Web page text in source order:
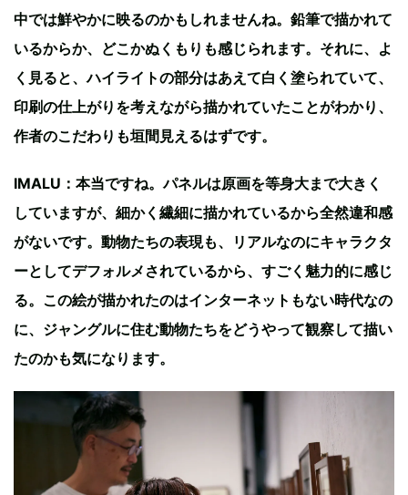
中では鮮やかに映るのかもしれませんね。鉛筆で描かれて
いるからか、どこかぬくもりも感じられます。それに、よ
く見ると、ハイライトの部分はあえて白く塗られていて、
印刷の仕上がりを考えながら描かれていたことがわかり、
作者のこだわりも垣間見えるはずです。
IMALU：本当ですね。パネルは原画を等身大まで大きく
していますが、細かく繊細に描かれているから全然違和感
がないです。動物たちの表現も、リアルなのにキャラクタ
ーとしてデフォルメされているから、すごく魅力的に感じ
る。この絵が描かれたのはインターネットもない時代なの
に、ジャングルに住む動物たちをどうやって観察して描い
たのかも気になります。